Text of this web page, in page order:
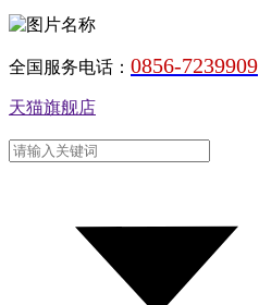
全国服务电话： 0856-7239909
天猫旗舰店